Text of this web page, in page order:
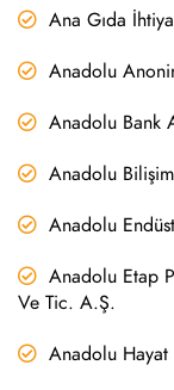
Ana Gıda
Anadolu
Anadolu Bank
Anadolu
Anadolu
Anadolu Etap
Ve Tic. A.Ş.
Anadolu